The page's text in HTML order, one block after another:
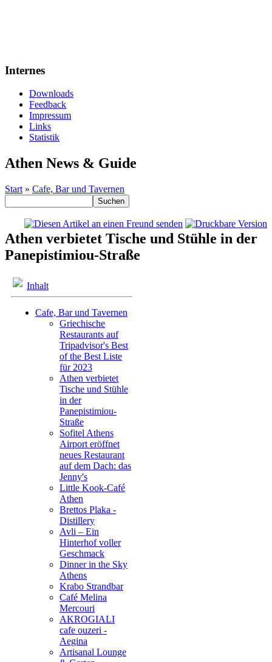
Internes
Downloads
Feedback
Impressum
Links
Statistik
Athen News & Guide
Start » Cafe, Bar und Tavernen
Athen verbietet Tische und Stühle in der
Panepistimiou-Straße
Inhalt
Cafe, Bar und Tavernen
Griechische
Restaurants auf
Tripadvisor's Best
of the Best Liste
für 2023
Athen verbietet
Tische und Stühle
in der
Panepistimiou-
Straße
Sofitel Athens
Airport eröffnet
neues Restaurant
auf dem Dach: das
Jenny's
Little Kook-Café
Athen
Brettos Plaka -
Distillery
Avli – Ein
Hinterhof voller
Geschmack
Dinner in the Sky
Athens
Krabo Strandbar
Café Melina
Mercouri
AKROGIALI
cafe ouzeri -
Aegina
Artisanal Lounge